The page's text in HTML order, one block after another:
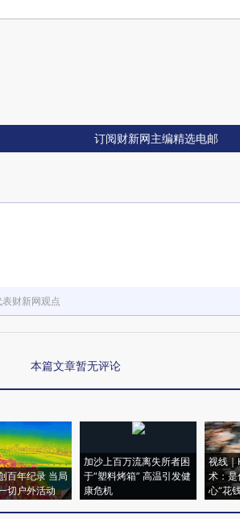
订阅财新网主编精选电邮
财新网观点
本篇文章暂无评论
百年纪录 当局
切户外活动
加沙上百万流离失所者困
于“塑料烤箱” 高温引发健
康危机
视线｜
术：是
心“花